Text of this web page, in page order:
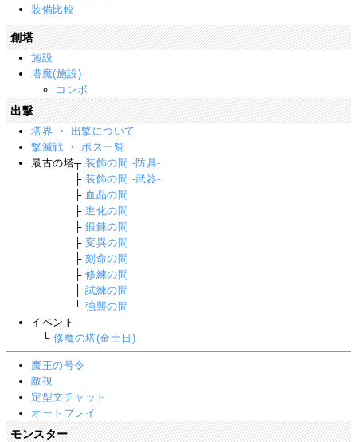
装備比較
創塔
施設
塔魔(施設)
コンボ
出撃
塔界 ・ 出撃について
撃滅戦 ・ ボス一覧
最古の塔┬装飾の間 -防具-
├装飾の間 -武器-
├ 血晶の間
├進化の間
├鍛錬の間
├変異の間
├刻命の間
├修練の間
├試練の間
└強襲の間
イベント
└ 修魔の塔(金土日)
魔王の号令
敵視
定型文チャット
オートプレイ
モンスター